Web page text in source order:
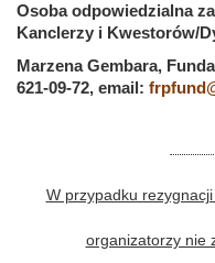
Osoba odpowiedzialna
Kanclerzy i Kwestorów/
Marzena Gembara,
621-09-72, email:
W przypadku
organizatorzy nie